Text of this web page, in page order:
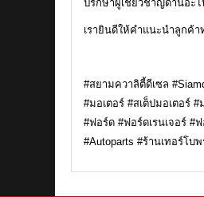
ปรึกษาผู้เชี่ยวชาญด้านอะ
เรายินดีให้คำแนะนำลูกค้
#สยามควาลิตี้ดีเซล
#มอเตอร์ #สเต็ปมอเตอร์ #
#ฟอร์ด #ฟอร์ดเรนเจอร์ #
#Autoparts #ร้านเทอร์โบ